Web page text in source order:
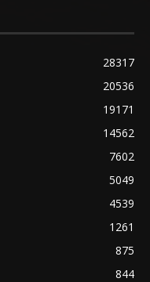
28317
20536
19171
14562
7602
5049
4539
1261
875
844